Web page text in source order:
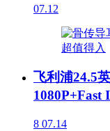
07.12
飞利浦24.5
1080P+Fast
8 07.14